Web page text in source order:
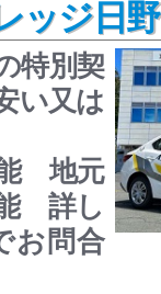
ッジ日
特別契
い又は
地元
詳し
お問合